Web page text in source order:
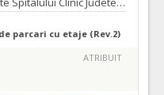
parcari cu etaje (Rev.2)
ATRIBUIT